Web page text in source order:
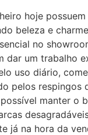
hoje
beleza e
no
dar um trabalho
uso diário,
pelos respingos
manter o
já na hora da